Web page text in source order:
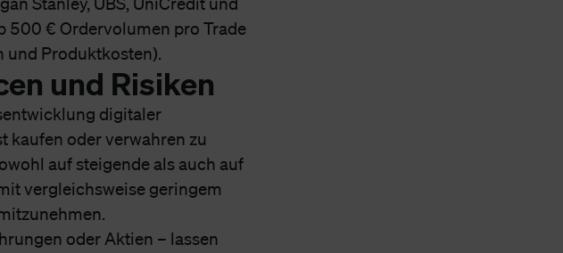
500 € Ordervolumen pro Trade
und Produktkosten).
und Risiken
digitaler
kaufen oder verwahren zu
auf steigende als auch auf
vergleichsweise geringem
oder Aktien – lassen